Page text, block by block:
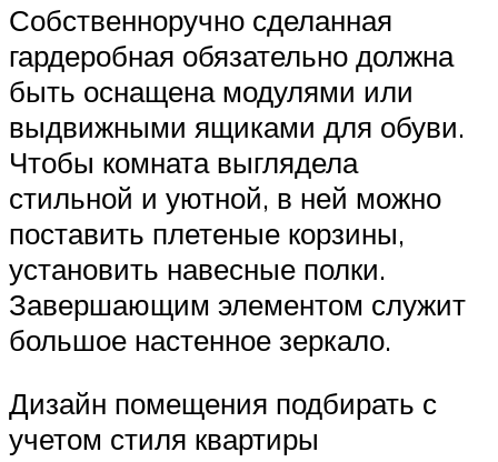
Собственноручно сделанная
гардеробная обязательно должна
быть оснащена модулями или
выдвижными ящиками для обуви.
Чтобы комната выглядела
стильной и уютной, в ней можно
поставить плетеные корзины,
установить навесные полки.
Завершающим элементом служит
большое настенное зеркало.
Дизайн помещения подбирать с
учетом стиля квартиры